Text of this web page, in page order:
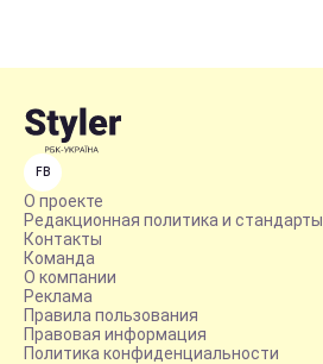
FB
О проекте
Редакционная политика и стандарты
Контакты
Команда
О компании
Реклама
Правила пользования
Правовая информация
Политика конфиденциальности